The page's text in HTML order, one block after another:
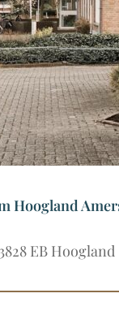
Hoogland
EB Hoogland